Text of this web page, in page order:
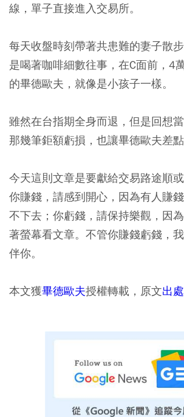
線，單子直接進入交易所。
每天收盤時刻帶著共患難的妻子散
是喝著咖啡細數往事，在C面前，4
的畢德歐夫，就像是小孩子一樣。
雖然在台指期全身而退，但是回想
那幾筆鉅額虧損，也讓畢德歐夫差點
今天這則文章是要獻給交易路途順或
你賺錢，請感到開心，因為有人賺
不下去；你虧錢，請保持樂觀，因
著螢幕看文章。不管你賺錢虧錢，
伴你。
本文獲畢德歐夫授權轉載，原文出處